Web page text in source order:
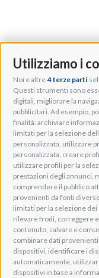
Utilizziamo i
Noi e altre 4 terze parti
Questi strumenti sono
digitali, migliorare la
pubblicitari. Ad esempio,
finalità: archiviare
limitati per la selezione
personalizzata, utilizzare
personalizzata, creare
utilizzare profili per la
prestazioni degli annunci,
comprendere il pubblico
provenienti da fonti
limitati per la selezione
rilevare frodi, correggere
contenuto, salvare e
combinare dati
dispositivi, identificare i
automaticamente,
dispositivi in base a